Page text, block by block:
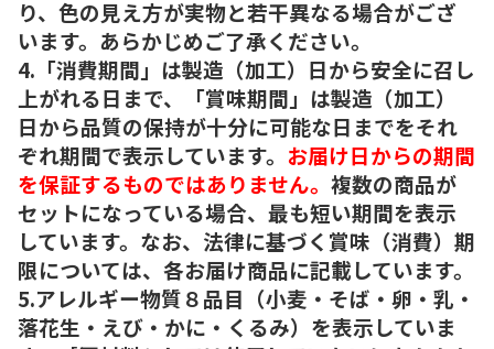
り、色の見え方が実物と若干異なる場合がござ
います。あらかじめご了承ください。
4.「消費期間」は製造（加工）日から安全に召し
上がれる日まで、「賞味期間」は製造（加工）
日から品質の保持が十分に可能な日までをそれ
ぞれ期間で表示しています。 お届け日からの期間
を保証するものではありません。 複数の商品が
セットになっている場合、最も短い期間を表示
しています。なお、法律に基づく賞味（消費）期
限については、各お届け商品に記載しています。
5.アレルギー物質８品目（小麦・そば・卵・乳・
落花生・えび・かに・くるみ）を表示していま